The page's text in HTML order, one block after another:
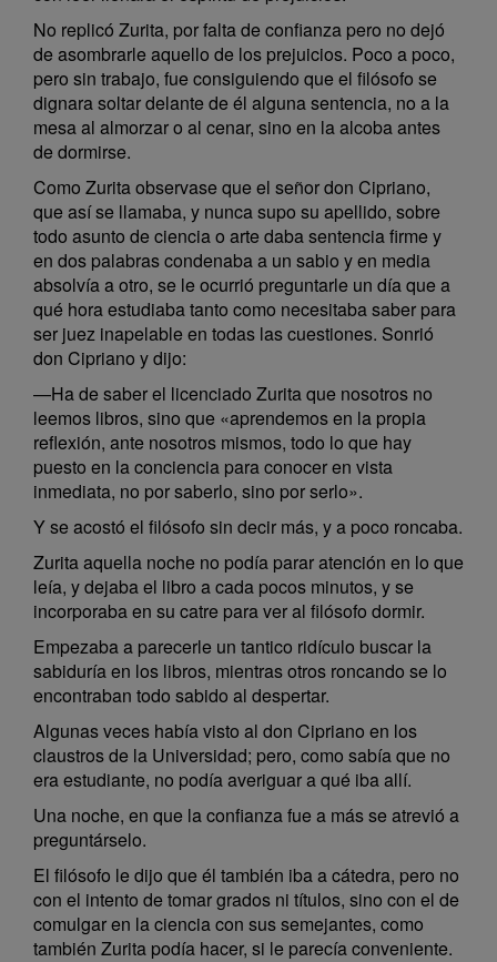
No replicó Zurita, por falta de confianza pero no dejó
de asombrarle aquello de los prejuicios. Poco a poco,
pero sin trabajo, fue consiguiendo que el filósofo se
dignara soltar delante de él alguna sentencia, no a la
mesa al almorzar o al cenar, sino en la alcoba antes
de dormirse.
Como Zurita observase que el señor don Cipriano,
que así se llamaba, y nunca supo su apellido, sobre
todo asunto de ciencia o arte daba sentencia firme y
en dos palabras condenaba a un sabio y en media
absolvía a otro, se le ocurrió preguntarle un día que a
qué hora estudiaba tanto como necesitaba saber para
ser juez inapelable en todas las cuestiones. Sonrió
don Cipriano y dijo:
—Ha de saber el licenciado Zurita que nosotros no
leemos libros, sino que «aprendemos en la propia
reflexión, ante nosotros mismos, todo lo que hay
puesto en la conciencia para conocer en vista
inmediata, no por saberlo, sino por serlo».
Y se acostó el filósofo sin decir más, y a poco roncaba.
Zurita aquella noche no podía parar atención en lo que
leía, y dejaba el libro a cada pocos minutos, y se
incorporaba en su catre para ver al filósofo dormir.
Empezaba a parecerle un tantico ridículo buscar la
sabiduría en los libros, mientras otros roncando se lo
encontraban todo sabido al despertar.
Algunas veces había visto al don Cipriano en los
claustros de la Universidad; pero, como sabía que no
era estudiante, no podía averiguar a qué iba allí.
Una noche, en que la confianza fue a más se atrevió a
preguntárselo.
El filósofo le dijo que él también iba a cátedra, pero no
con el intento de tomar grados ni títulos, sino con el de
comulgar en la ciencia con sus semejantes, como
también Zurita podía hacer, si le parecía conveniente.